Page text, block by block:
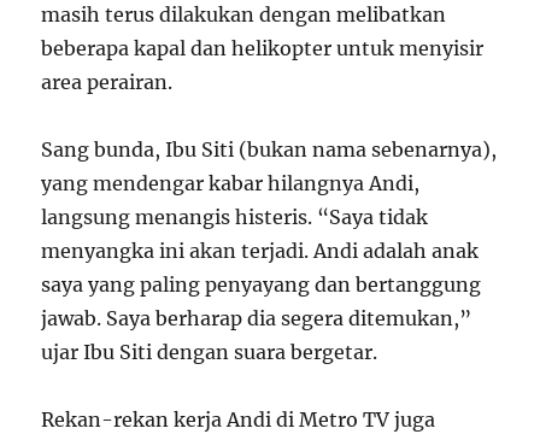
masih terus dilakukan dengan melibatkan
beberapa kapal dan helikopter untuk menyisir
area perairan.
Sang bunda, Ibu Siti (bukan nama sebenarnya),
yang mendengar kabar hilangnya Andi,
langsung menangis histeris. “Saya tidak
menyangka ini akan terjadi. Andi adalah anak
saya yang paling penyayang dan bertanggung
jawab. Saya berharap dia segera ditemukan,”
ujar Ibu Siti dengan suara bergetar.
Rekan-rekan kerja Andi di Metro TV juga